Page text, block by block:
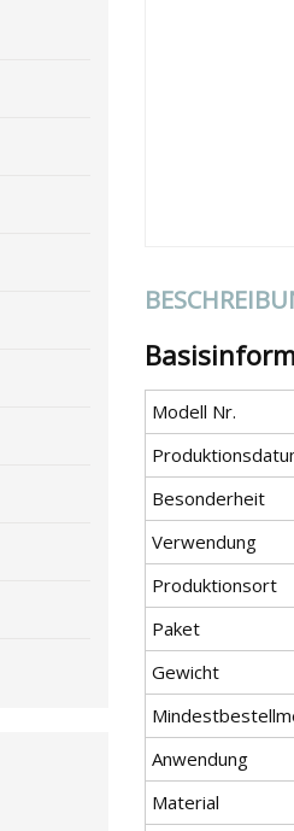
Modell Nr.
Besonderheit
Verwendung
Produktionsort
Paket
Gewicht
Anwendung
Material